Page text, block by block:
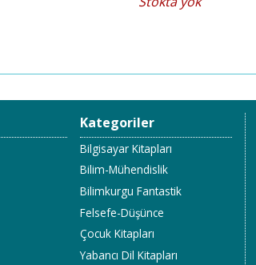
Kategoriler
Bilgisayar Kitapları
Bilim-Mühendislik
Bilimkurgu Fantastik
Felsefe-Düşünce
Çocuk Kitapları
Yabancı Dil Kitapları